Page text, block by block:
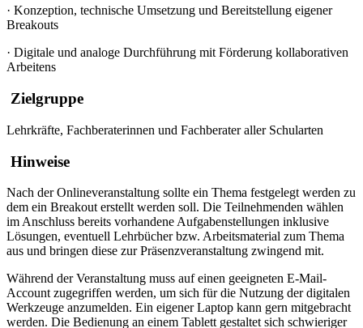
· Konzeption, technische Umsetzung und Bereitstellung eigener
Breakouts
· Digitale und analoge Durchführung mit Förderung kollaborativen
Arbeitens
Zielgruppe
Lehrkräfte, Fachberaterinnen und Fachberater aller Schularten
Hinweise
Nach der Onlineveranstaltung sollte ein Thema festgelegt werden zu
dem ein Breakout erstellt werden soll. Die Teilnehmenden wählen
im Anschluss bereits vorhandene Aufgabenstellungen inklusive
Lösungen, eventuell Lehrbücher bzw. Arbeitsmaterial zum Thema
aus und bringen diese zur Präsenzveranstaltung zwingend mit.
Während der Veranstaltung muss auf einen geeigneten E-Mail-
Account zugegriffen werden, um sich für die Nutzung der digitalen
Werkzeuge anzumelden. Ein eigener Laptop kann gern mitgebracht
werden. Die Bedienung an einem Tablett gestaltet sich schwieriger